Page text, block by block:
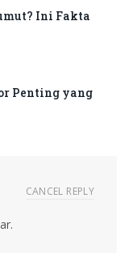
Ini Fakta
Penting yang
CANCEL REPLY